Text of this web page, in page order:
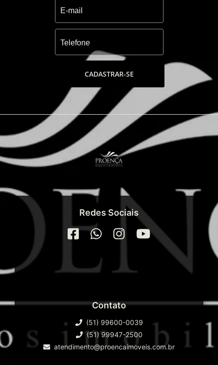
CADASTRAR-SE
Redes Sociais
Contato
(51) 99600-0039
(51) 99947-2500
atendimento@proencaimoveis.com.br